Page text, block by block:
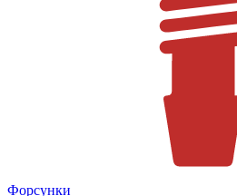
Форсунки